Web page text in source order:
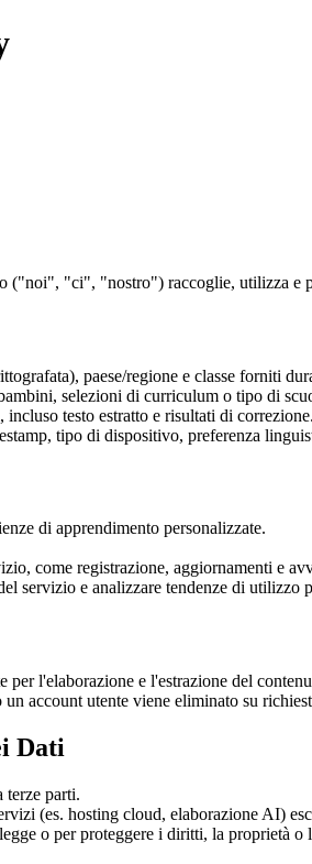
("noi", "ci", "nostro") raccoglie, utilizza
paese/regione e classe forniti
selezioni di curriculum o tipo di
testo estratto e risultati di
tipo di dispositivo, preferenza
di apprendimento personalizzate.
come registrazione, aggiornamenti e
servizio e analizzare tendenze di utilizzo
l'elaborazione e l'estrazione del
account utente viene eliminato su
Dati
terze parti.
(es. hosting cloud, elaborazione AI)
o per proteggere i diritti, la proprietà